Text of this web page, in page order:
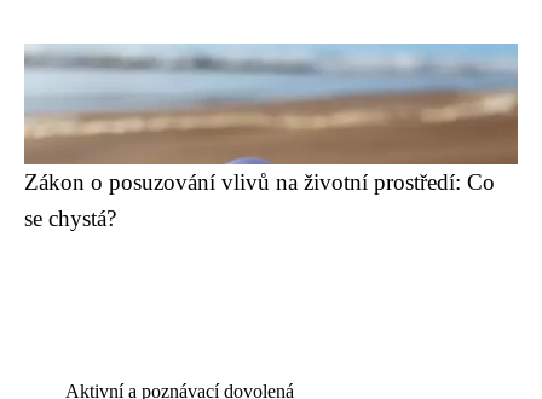
Zákon o posuzování vlivů na životní prostředí: Co
se chystá?
Aktivní a poznávací dovolená